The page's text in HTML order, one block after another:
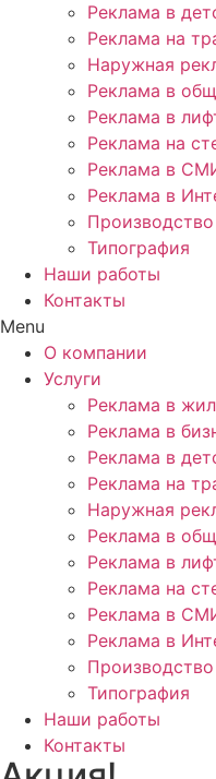
Реклама в
Реклама на
Наружная
Реклама в
Реклама в
Реклама на
Реклама в
Реклама в
Производство
Типография
Наши работы
Контакты
Menu
О компании
Услуги
Реклама в
Реклама в
Реклама в
Реклама на
Наружная
Реклама в
Реклама в
Реклама на
Реклама в
Реклама в
Производство
Типография
Наши работы
Контакты